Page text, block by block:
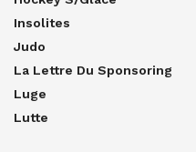
Insolites
Judo
La Lettre Du Sponsoring
Luge
Lutte